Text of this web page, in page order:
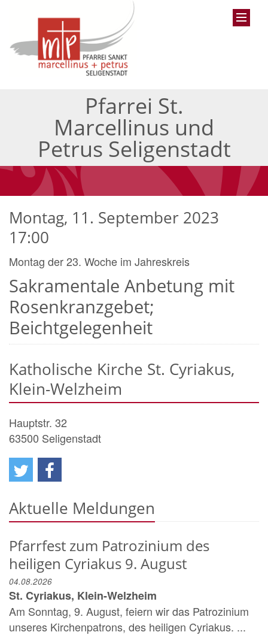
Pfarrei St.
Marcellinus und
Petrus Seligenstadt
Sakramentale Anbetung mit
Rosenkranzgebet;
Beichtgelegenheit
Montag, 11. September 2023
17:00
Montag der 23. Woche im Jahreskreis
Katholische Kirche St. Cyriakus,
Klein-Welzheim
Hauptstr. 32
63500 Seligenstadt
Aktuelle Meldungen
Pfarrfest zum Patrozinium des
heiligen Cyriakus 9. August
04.08.2026
St. Cyriakus, Klein-Welzheim
Am Sonntag, 9. August, feiern wir das Patrozinium
unseres Kirchenpatrons, des heiligen Cyriakus. ...